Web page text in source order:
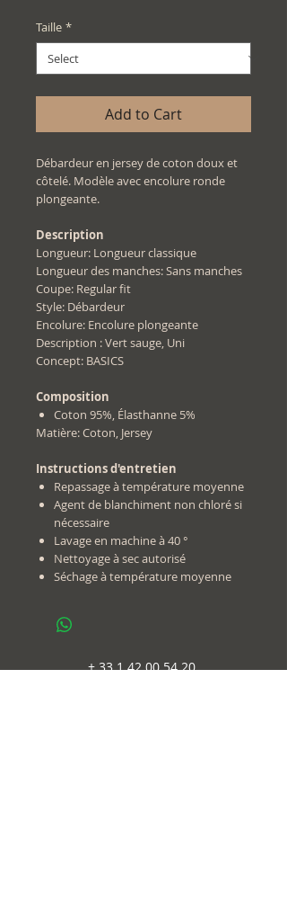
Taille *
Add to Cart
Débardeur en jersey de coton doux et
côtelé. Modèle avec encolure ronde
plongeante.
Description
Longueur: Longueur classique
Longueur des manches: Sans manches
Coupe: Regular fit
Style: Débardeur
Encolure: Encolure plongeante
Description : Vert sauge, Uni
Concept: BASICS
Composition
Coton 95%, Élasthanne 5%
Matière: Coton, Jersey
Instructions d'entretien
Repassage à température moyenne
Agent de blanchiment non chloré si
nécessaire
Lavage en machine à 40 °
Nettoyage à sec autorisé
Séchage à température moyenne
+33 1 42 00 54 20